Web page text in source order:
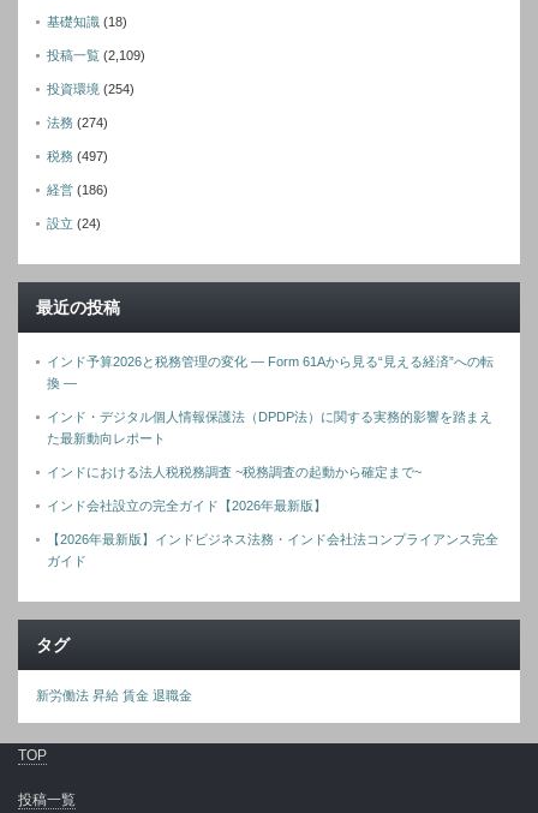
基礎知識 (18)
投稿一覧 (2,109)
投資環境 (254)
法務 (274)
税務 (497)
経営 (186)
設立 (24)
最近の投稿
インド予算2026と税務管理の変化 ― Form 61Aから見る“見える経済”への転
換 ―
インド・デジタル個人情報保護法（DPDP法）に関する実務的影響を踏まえ
た最新動向レポート
インドにおける法人税税務調査 ~税務調査の起動から確定まで~
インド会社設立の完全ガイド【2026年最新版】
【2026年最新版】インドビジネス法務・インド会社法コンプライアンス完全
ガイド
タグ
新労働法 昇給 賃金 退職金
TOP
投稿一覧